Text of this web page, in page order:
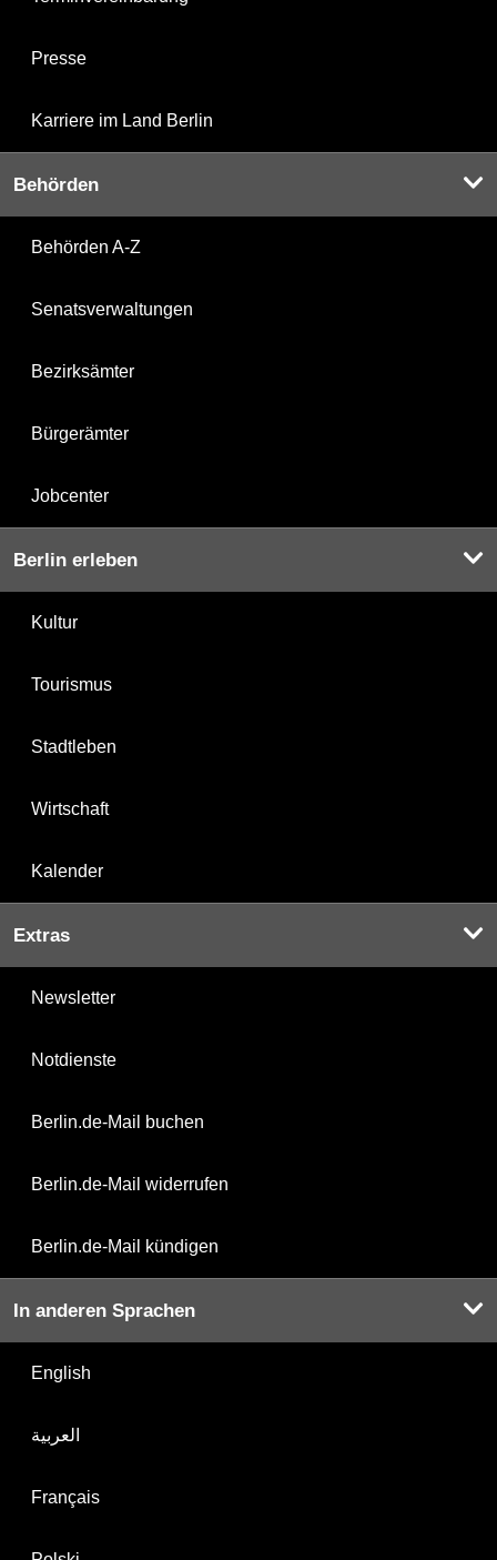
Presse
Karriere im Land Berlin
Behörden
Behörden A-Z
Senatsverwaltungen
Bezirksämter
Bürgerämter
Jobcenter
Berlin erleben
Kultur
Tourismus
Stadtleben
Wirtschaft
Kalender
Extras
Newsletter
Notdienste
Berlin.de-Mail buchen
Berlin.de-Mail widerrufen
Berlin.de-Mail kündigen
In anderen Sprachen
English
العربية
Français